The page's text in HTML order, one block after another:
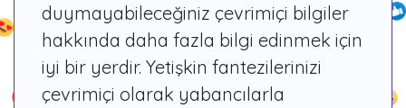
duymayabileceğiniz çevrimiçi bilgiler
hakkında daha fazla bilgi edinmek için
iyi bir yerdir. Yetişkin fantezilerinizi
çevrimiçi olarak yabancılarla